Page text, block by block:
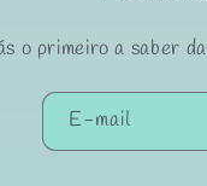
o primeiro a saber
E-mail